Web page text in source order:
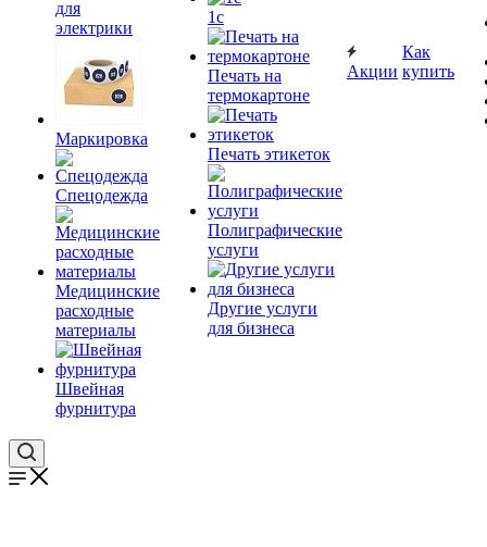
для
электрики
Маркировка
Спецодежда
Медицинские
расходные
материалы
Швейная
фурнитура
1c
Печать на
термокартоне
Печать этикеток
Полиграфические
услуги
Другие услуги
для бизнеса
Акции
Как
купить